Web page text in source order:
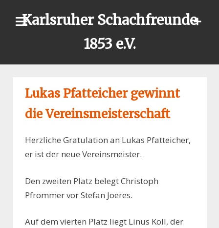
Karlsruher Schachfreunde
1853 e.V.
Lukas Pfatteicher gewinnt
die Vereinsmeisterschaft
Herzliche Gratulation an Lukas Pfatteicher,
er ist der neue Vereinsmeister.
Den zweiten Platz belegt Christoph
Pfrommer vor Stefan Joeres.
Auf dem vierten Platz liegt Linus Koll, der